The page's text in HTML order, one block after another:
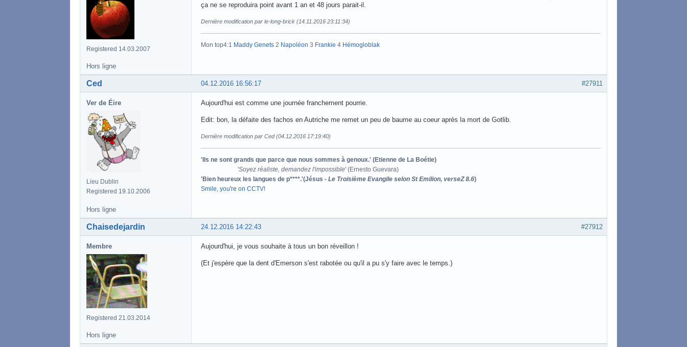
Registered 14.03.2007
ça ne se reproduira point avant 1 an et 48 jours parait-il.
Dernière modification par le-long-brick (14.11.2016 23:11:34)
Mon top4:1 Maddy Genets 2 Napoléon 3 Frankie 4 Hémogloblak
Hors ligne
#27911
04.12.2016 16:56:17
Ced
Ver de Éire
Lieu Dublin
Registered 19.10.2006
Aujourd'hui est comme une journée franchement pourrie.
Edit: bon, la défaite des fachos en Autriche me remet un peu de baume au coeur après la mort de Gotlib.
Dernière modification par Ced (04.12.2016 17:19:40)
'Ils ne sont grands que parce que nous sommes à genoux.' (Etienne de La Boétie)
'Soyez réaliste, demandez l'impossible' (Ernesto Guevara)
'Bien heureux les langues de p****.'(Jésus - Le Troisième Evangile selon St Emilion, verseZ 8.6)
Smile, you're on CCTV!
Hors ligne
#27912
24.12.2016 14:22:43
Chaisedejardin
Membre
Registered 21.03.2014
Aujourd'hui, je vous souhaite à tous un bon réveillon !
(Et j'espère que la dent d'Emerson s'est rabotée ou qu'il a pu s'y faire avec le temps.)
Hors ligne